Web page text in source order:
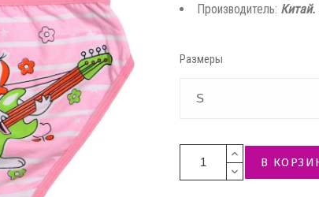
Производитель: Китай.
Размеры
В